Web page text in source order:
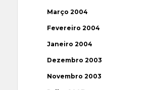
Março 2004
Fevereiro 2004
Janeiro 2004
Dezembro 2003
Novembro 2003